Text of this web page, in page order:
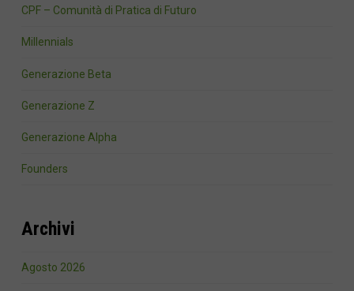
CPF – Comunità di Pratica di Futuro
Millennials
Generazione Beta
Generazione Z
Generazione Alpha
Founders
Archivi
Agosto 2026